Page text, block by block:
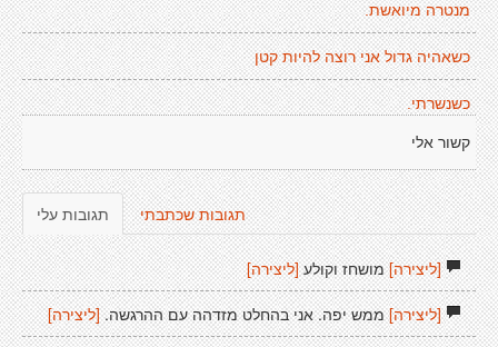
מנטרה מיואשת.
כשאהיה גדול אני רוצה להיות קטן
כשנשרתי.
קשור אלי
תגובות עלי תגובות שכתבתי
[ליצירה]מושחז וקולע [ליצירה]
[ליצירה]ממש יפה. אני בהחלט מזדהה עם ההרגשה. [ליצירה]